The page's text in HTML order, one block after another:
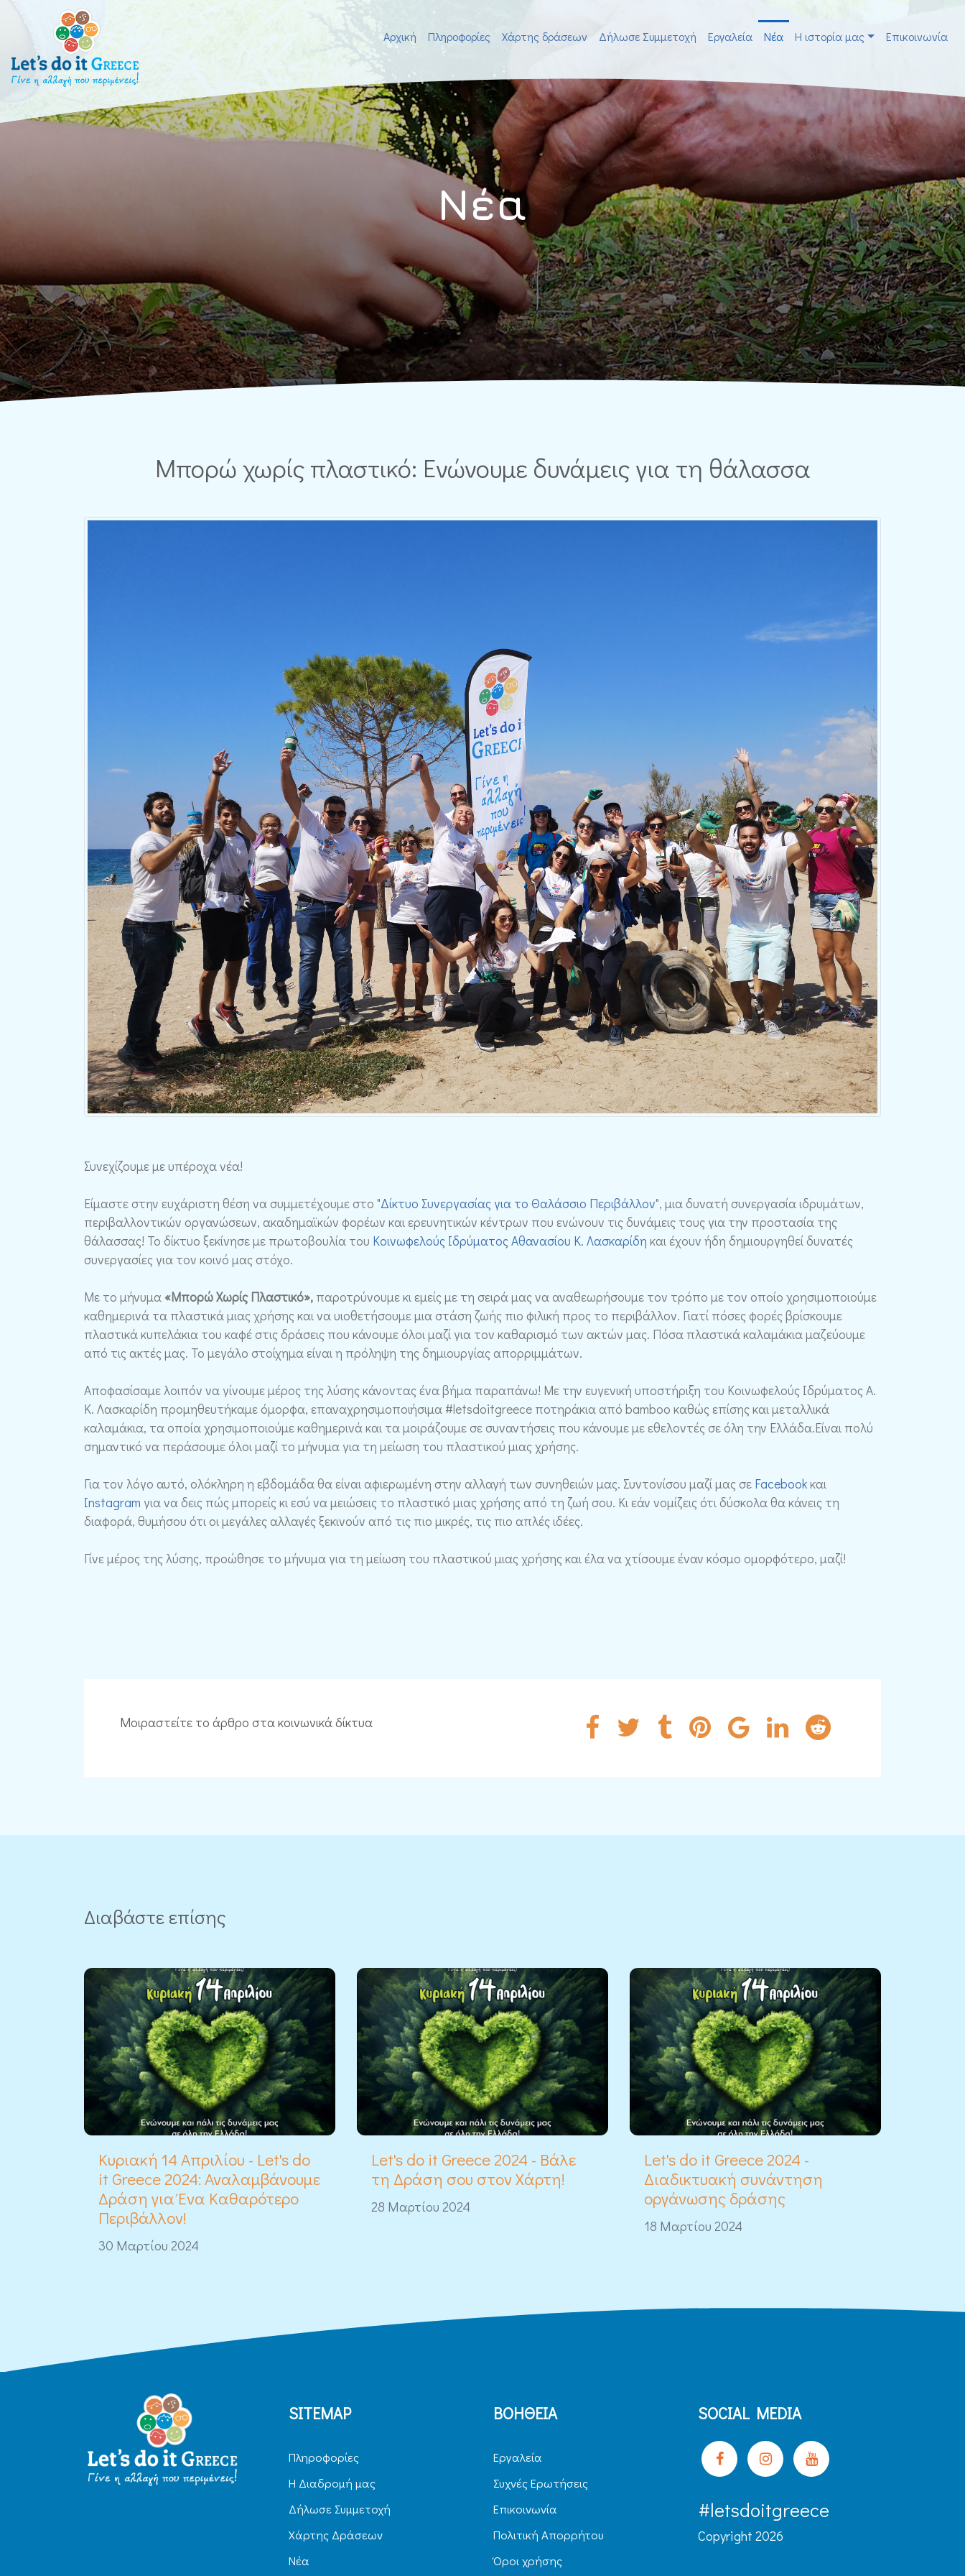
Αρχική Πληροφορίες Χάρτης δράσεων Δήλωσε Συμμετοχή Εργαλεία Νέα H ιστορία μας Επικοινωνία
Νέα
Μπορώ χωρίς πλαστικό: Ενώνουμε δυνάμεις για τη θάλασσα
Συνεχίζουμε με υπέροχα νέα!
Είμαστε στην ευχάριστη θέση να συμμετέχουμε στο "Δίκτυο Συνεργασίας για το Θαλάσσιο Περιβάλλον", μια δυνατή συνεργασία ιδρυμάτων,
περιβαλλοντικών οργανώσεων, ακαδημαϊκών φορέων και ερευνητικών κέντρων που ενώνουν τις δυνάμεις τους για την προστασία της
θάλασσας! Το δίκτυο ξεκίνησε με πρωτοβουλία του Κοινωφελούς Ιδρύματος Αθανασίου Κ. Λασκαρίδη και έχουν ήδη δημιουργηθεί δυνατές
συνεργασίες για τον κοινό μας στόχο.
Με το μήνυμα«Μπορώ Χωρίς Πλαστικό», παροτρύνουμε κι εμείς με τη σειρά μας να αναθεωρήσουμε τον τρόπο με τον οποίο χρησιμοποιούμε
καθημερινά τα πλαστικά μιας χρήσης και να υιοθετήσουμε μια στάση ζωής πιο φιλική προς το περιβάλλον. Γιατί πόσες φορές βρίσκουμε
πλαστικά κυπελάκια του καφέ στις δράσεις που κάνουμε όλοι μαζί για τον καθαρισμό των ακτών μας. Πόσα πλαστικά καλαμάκια μαζεύουμε
από τις ακτές μας. Το μεγάλο στοίχημα είναι η πρόληψη της δημιουργίας απορριμμάτων.
Αποφασίσαμε λοιπόν να γίνουμε μέρος της λύσης κάνοντας ένα βήμα παραπάνω! Με την ευγενική υποστήριξη του Κοινωφελούς Ιδρύματος Α.
Κ. Λασκαρίδη προμηθευτήκαμε όμορφα, επαναχρησιμοποιήσιμα #letsdoitgreece ποτηράκια από bamboo καθώς επίσης και μεταλλικά
καλαμάκια, τα οποία χρησιμοποιούμε καθημερινά και τα μοιράζουμε σε συναντήσεις που κάνουμε με εθελοντές σε όλη την Ελλάδα.Είναι πολύ
σημαντικό να περάσουμε όλοι μαζί το μήνυμα για τη μείωση του πλαστικού μιας χρήσης.
Για τον λόγο αυτό, ολόκληρη η εβδομάδα θα είναι αφιερωμένη στην αλλαγή των συνηθειών μας. Συντονίσου μαζί μας σε Facebookκαι
Instagram για να δεις πώς μπορείς κι εσύ να μειώσεις το πλαστικό μιας χρήσης από τη ζωή σου. Κι εάν νομίζεις ότι δύσκολα θα κάνεις τη
διαφορά, θυμήσου ότι οι μεγάλες αλλαγές ξεκινούν από τις πιο μικρές, τις πιο απλές ιδέες.
Γίνε μέρος της λύσης, προώθησε το μήνυμα για τη μείωση του πλαστικού μιας χρήσης και έλα να χτίσουμε έναν κόσμο ομορφότερο, μαζί!
Μοιραστείτε το άρθρο στα κοινωνικά δίκτυα
Διαβάστε επίσης
Κυριακή 14 Απριλίου - Let's do
it Greece 2024: Αναλαμβάνουμε
Δράση για Ένα Καθαρότερο
Περιβάλλον!
30 Μαρτίου 2024
Let's do it Greece 2024 - Βάλε
τη Δράση σου στον Χάρτη!
28 Μαρτίου 2024
Let's do it Greece 2024 -
Διαδικτυακή συνάντηση
οργάνωσης δράσης
18 Μαρτίου 2024
SITEMAP
Πληροφορίες
H Διαδρομή μας
Δήλωσε Συμμετοχή
Χάρτης Δράσεων
Νέα
ΒΟΗΘΕΙΑ
Εργαλεία
Συχνές Ερωτήσεις
Επικοινωνία
Πολιτική Απορρήτου
Όροι χρήσης
SOCIAL MEDIA
#letsdoitgreece
Copyright 2026